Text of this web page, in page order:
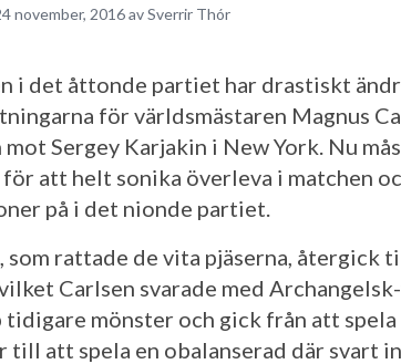
november, 2016 av Sverrir Thór
i det åttonde partiet har drastiskt
för världsmästaren Magnus
mot Sergey Karjakin i New York. Nu
att helt sonika överleva i matchen
på i det nionde partiet.
som rattade de vita pjäserna, återgick
Carlsen svarade med
tidigare mönster och gick från att spela
till att spela en obalanserad där svart